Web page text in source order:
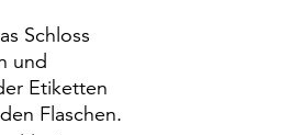
Schloss
und
Etiketten
Flaschen.